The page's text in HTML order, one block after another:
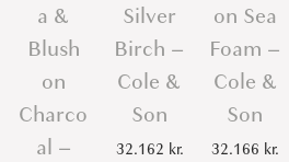
a &
Blush
on
Charco
al –
Silver
Birch –
Cole &
Son
32.162 kr.
on Sea
Foam –
Cole &
Son
32.166 kr.